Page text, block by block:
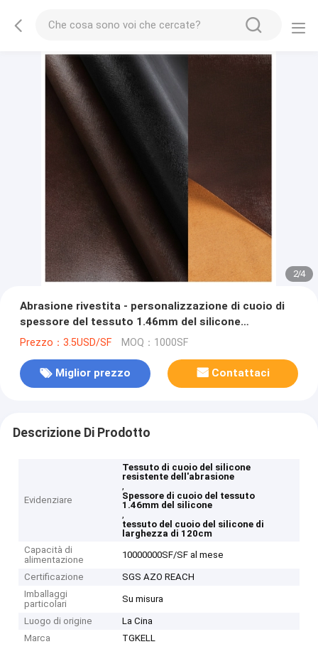
2/4
Abrasione rivestita - personalizzazione di cuoio di
spessore del tessuto 1.46mm del silicone
resistente
Prezzo：3.5USD/SF MOQ：1000SF
Miglior prezzo Contattaci
Descrizione Di Prodotto
Evidenziare
Tessuto di cuoio del silicone
resistente dell'abrasione
,
Spessore di cuoio del tessuto
1.46mm del silicone
,
tessuto del cuoio del silicone di
larghezza di 120cm
Capacità di
alimentazione
10000000SF/SF al mese
Certificazione
SGS AZO REACH
Imballaggi
particolari
Su misura
Luogo di origine
La Cina
Marca
TGKELL